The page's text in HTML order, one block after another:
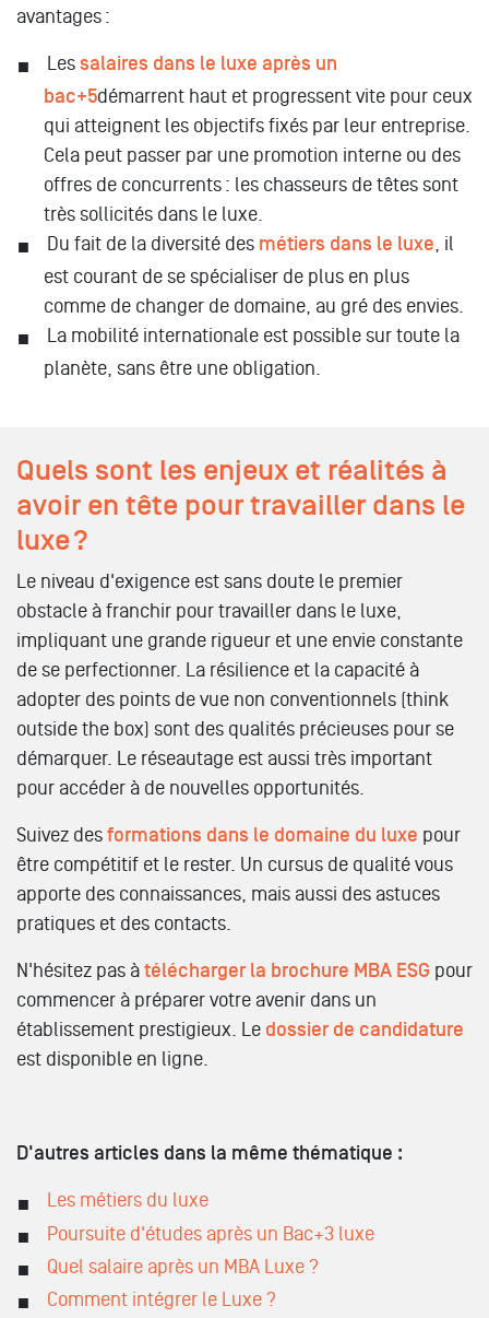
avantages :
Les salaires dans le luxe après un
bac+5démarrent haut et progressent vite pour ceux
qui atteignent les objectifs fixés par leur entreprise.
Cela peut passer par une promotion interne ou des
offres de concurrents : les chasseurs de têtes sont
très sollicités dans le luxe.
Du fait de la diversité des métiers dans le luxe , il
est courant de se spécialiser de plus en plus
comme de changer de domaine, au gré des envies.
La mobilité internationale est possible sur toute la
planète, sans être une obligation.
Quels sont les enjeux et réalités à
avoir en tête pour travailler dans le
luxe ?
Le niveau d'exigence est sans doute le premier
obstacle à franchir pour travailler dans le luxe,
impliquant une grande rigueur et une envie constante
de se perfectionner. La résilience et la capacité à
adopter des points de vue non conventionnels (think
outside the box) sont des qualités précieuses pour se
démarquer. Le réseautage est aussi très important
pour accéder à de nouvelles opportunités.
Suivez des formations dans le domaine du luxe pour
être compétitif et le rester. Un cursus de qualité vous
apporte des connaissances, mais aussi des astuces
pratiques et des contacts.
N'hésitez pas à télécharger la brochure MBA ESG pour
commencer à préparer votre avenir dans un
établissement prestigieux. Le dossier de candidature
est disponible en ligne.
D'autres articles dans la même thématique :
Les métiers du luxe
Poursuite d'études après un Bac+3 luxe
Quel salaire après un MBA Luxe ?
Comment intégrer le Luxe ?